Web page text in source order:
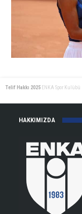
Telif Hakkı 2025 ENKA Spor Kulübü
HAKKIMIZDA